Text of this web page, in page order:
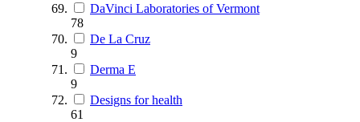
DaVinci Laboratories of Vermont
78
De La Cruz
9
Derma E
9
Designs for health
61